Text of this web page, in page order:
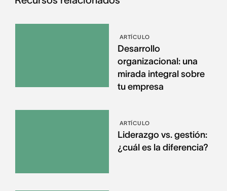
ARTÍCULO
Desarrollo
organizacional: una
mirada integral sobre
tu empresa
ARTÍCULO
Liderazgo vs. gestión:
¿cuál es la diferencia?